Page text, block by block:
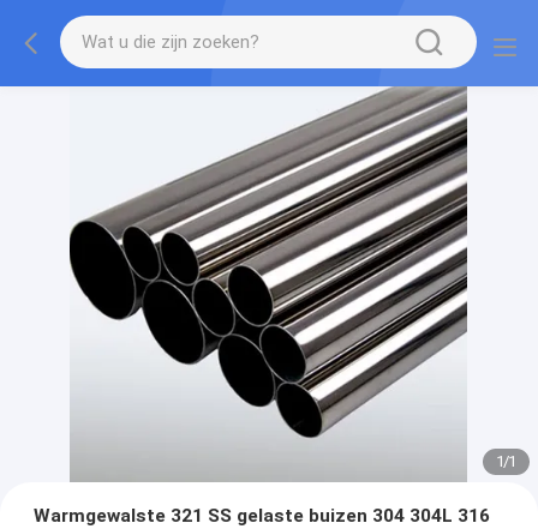
1/1
Warmgewalste 321 SS gelaste buizen 304 304L 316